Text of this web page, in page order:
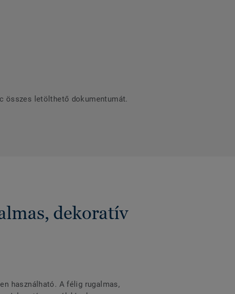
összes letölthető dokumentumát.
dekoratív
használható. A félig rugalmas,